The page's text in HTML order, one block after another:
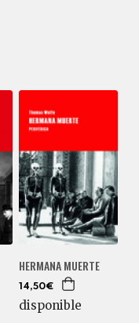
HERMANA MUERTE
14,50€
disponible